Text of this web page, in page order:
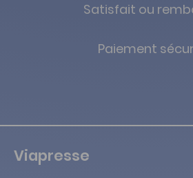
Satisfait ou
Paiement
Viapresse